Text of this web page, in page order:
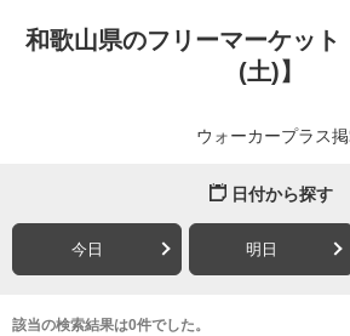
和歌山県のフリーマーケット
(土)】
ウォーカープラス
日付から探す
今日 明日
該当の検索結果は0件でした。